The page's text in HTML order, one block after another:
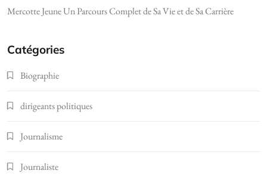
Mercotte Jeune Un Parcours Complet de Sa Vie et de Sa Carrière
Catégories
Biographie
dirigeants politiques
Journalisme
Journaliste